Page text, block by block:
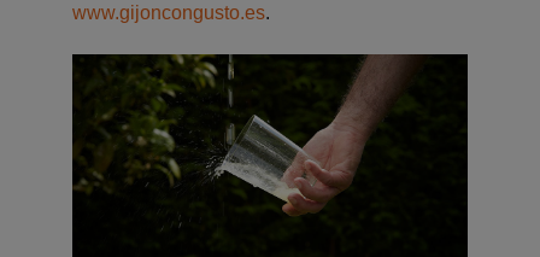
www.gijoncongusto.es.